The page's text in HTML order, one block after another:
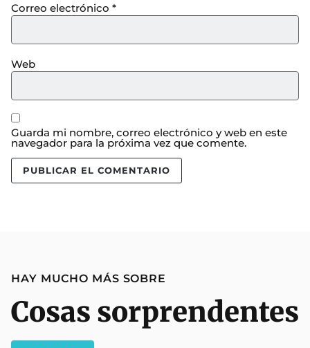
Correo electrónico *
Web
Guarda mi nombre, correo electrónico y web en este
navegador para la próxima vez que comente.
HAY MUCHO MÁS SOBRE
Cosas sorprendentes